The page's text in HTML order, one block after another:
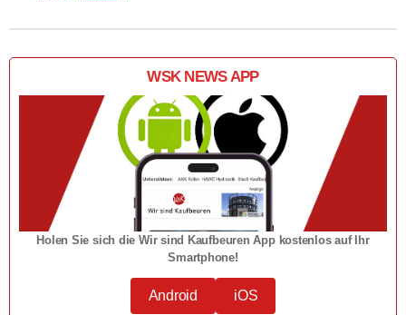
WSK NEWS APP
Holen Sie sich die Wir sind Kaufbeuren App kostenlos auf Ihr
Smartphone!
Android iOS